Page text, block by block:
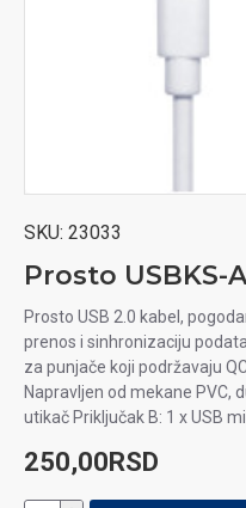
SKU: 23033
Prosto USB 2.0 kabel,
prenos i sinhronizaciju
za punjače koji podržavaju
Napravljen od mekane PVC,
utikač Priključak B: 1 x USB
250,00RSD